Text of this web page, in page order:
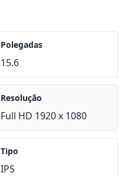
Polegadas
15.6
Resolução
Full HD 1920 x 1080
Tipo
IPS